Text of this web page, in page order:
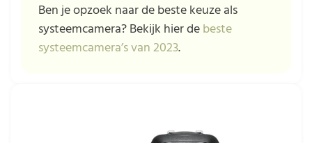
Ben je opzoek naar de beste keuze als
systeemcamera? Bekijk hier de beste
systeemcamera’s van 2023.